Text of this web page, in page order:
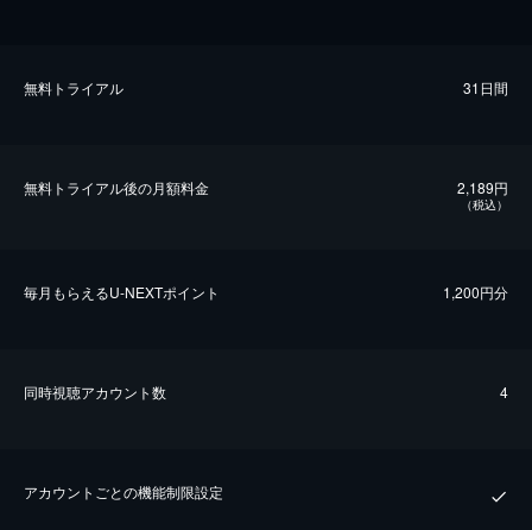
無料トライアル 31日間
無料トライアル後の⽉額料金 2,189円
（税込）
毎⽉もらえるU-NEXTポイント 1,200円分
同時視聴アカウント数 4
アカウントごとの機能制限設定